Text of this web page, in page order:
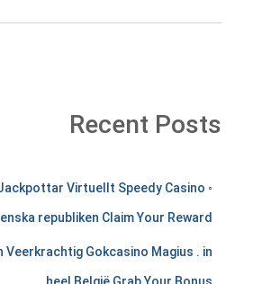
Recent Posts
e
c
Virtuellt Speedy Casino ◦
republiken Claim Your Reward
Veerkrachtig Gokcasino Magius . in